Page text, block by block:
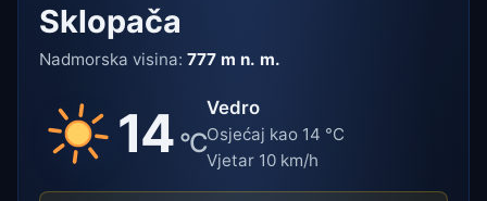
Sklopača
Nadmorska visina:777 m n. m.
14 °C
Vedro
Osjećaj kao 14 °C
Vjetar 10 km/h